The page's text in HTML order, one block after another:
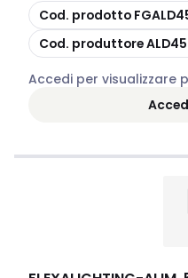
copia
Cod. prodotto
copia
Cod. produttore
Accedi per visualizzare